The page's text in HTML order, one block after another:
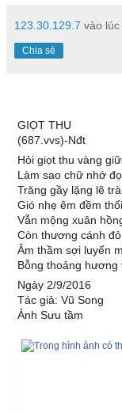
123.30.129.7 vào lúc
Chia sẻ
GIỌT THU
(687.vvs)-Nđt
Hỏi giọt thu vàng
Làm sao chữ nhớ
Trăng gầy lặng lẽ
Gió nhẹ êm đềm
Vẫn mộng xuân
Còn thương cánh
Âm thầm sợi luyến
Bỗng thoảng hương
Ngày 2/9/2016
Tác giả: Vũ Song
Ảnh Sưu tầm